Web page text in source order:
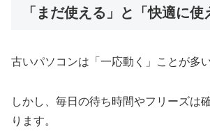
「まだ使える」と「快適に使
古いパソコンは「一応動く」ことが多い
しかし、毎日の待ち時間やフリーズは
ります。